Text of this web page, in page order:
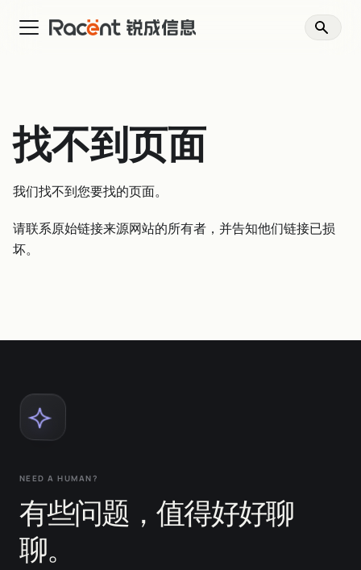
找不到页面
我们找不到您要找的页面。
请联系原始链接来源网站的所有者，并告知他们链接已损
坏。
NEED A HUMAN?
有些问题，值得好好聊
聊。